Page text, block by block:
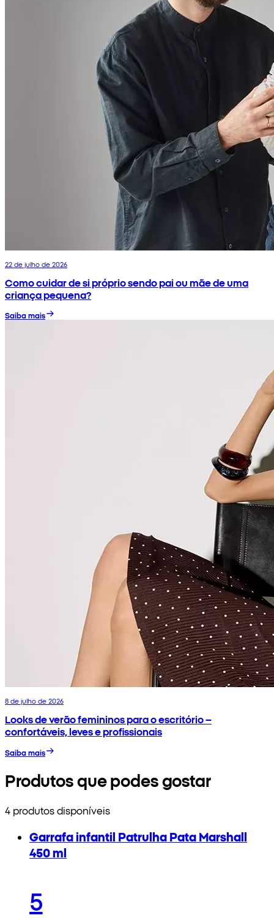
22 de julho de 2026
Como cuidar de si próprio sendo pai ou mãe de uma
criança pequena?
Saiba mais
8 de julho de 2026
Looks de verão femininos para o escritório –
confortáveis, leves e profissionais
Saiba mais
Produtos que podes gostar
4 produtos disponíveis
Garrafa infantil Patrulha Pata Marshall
450 ml
5